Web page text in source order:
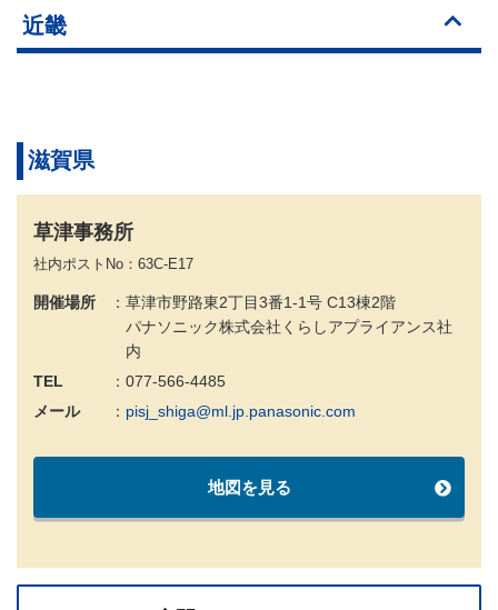
近畿
滋賀県
草津事務所
社内ポストNo：63C-E17
開催場所
草津市野路東2丁目3番1-1号 C13棟2階
パナソニック株式会社くらしアプライアンス社
内
TEL
077-566-4485
メール
pisj_shiga@ml.jp.panasonic.com
地図を見る